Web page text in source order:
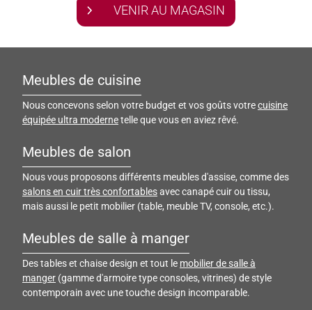
VENIR AU MAGASIN
Meubles de cuisine
Nous concevons selon votre budget et vos goûts votrecuisine
équipée ultra modernetelle que vous en aviez rêvé.
Meubles de salon
Nous vous proposons différents meubles d'assise, comme des
salons en cuir très confortablesavec canapé cuir ou tissu,
mais aussi le petit mobilier (table, meuble TV, console, etc.).
Meubles de salle à manger
Des tables et chaise design et tout le mobilier de salle à
manger (gamme d'armoire type consoles, vitrines) de style
contemporain avec une touche design incomparable.